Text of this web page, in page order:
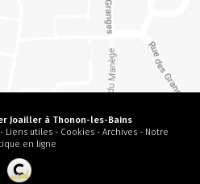
Joailler à Thonon-les-Bains
- Liens utiles - Cookies - Archives - Notre
en ligne